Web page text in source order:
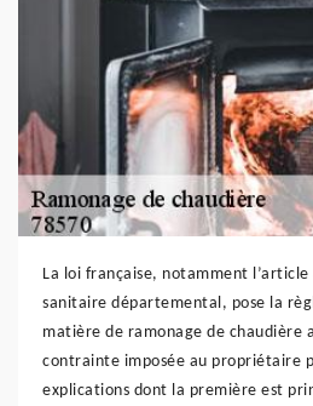
La loi française, notamment
sanitaire départemental, pose la
matière de ramonage de chaudière
contrainte imposée au propriétaire
explications dont la première est